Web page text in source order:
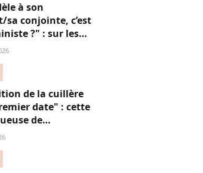
à son
conjointe, c’est
?" : sur les
cette
de la cuillère
date" : cette
de
s'amuse de
jubilatoire